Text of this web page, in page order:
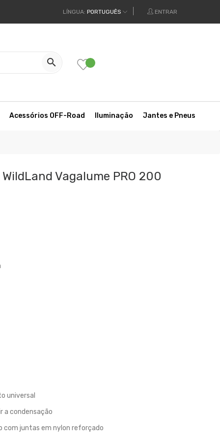
LÍNGUA: PORTUGUÊS ENTRAR

Acessórios OFF-Road Iluminação Jantes e Pneus
Vagalume PRO 200
universal
a condensação
com juntas em nylon reforçado